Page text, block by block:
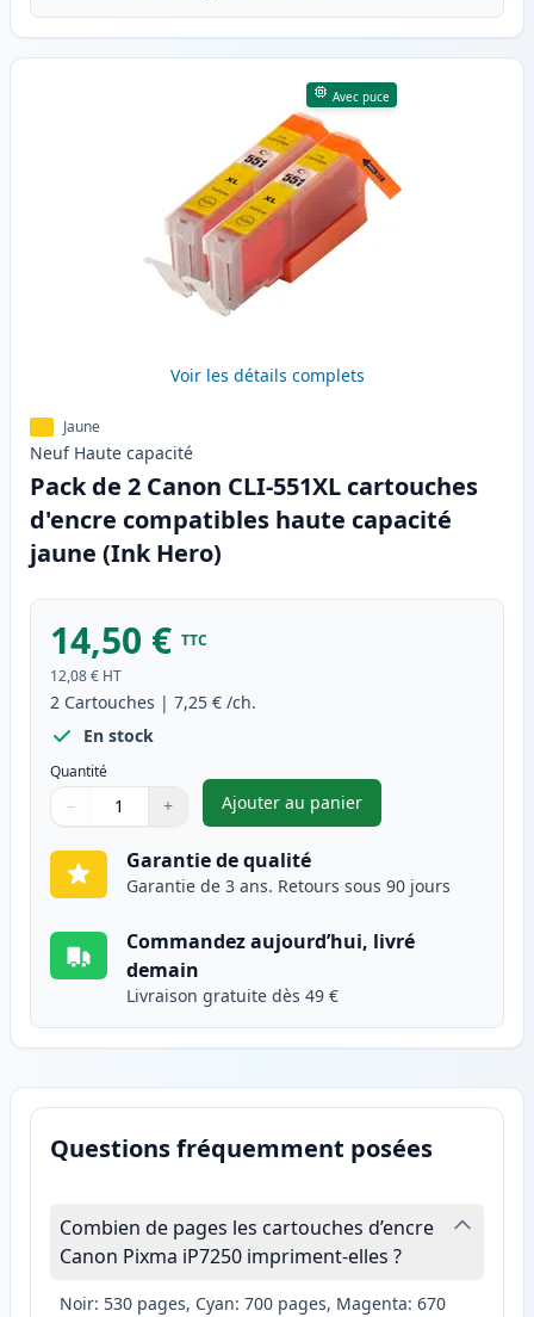
Avec puce
Voir les détails complets
Jaune
Neuf Haute capacité
Pack de 2 Canon CLI-551XL cartouches
d'encre compatibles haute capacité
jaune (Ink Hero)
14,50 € TTC
12,08 € HT
2 Cartouches | 7,25 € /ch.
En stock
Quantité
Quantité
Utilisez les boutons pour ajuster
− +
Quantité
Ajouter au panier
,Pack de 2 Canon CLI-551XL
Garantie de qualité
Garantie de 3 ans. Retours sous 90 jours
Commandez aujourd’hui, livré
demain
Livraison gratuite dès 49 €
Questions fréquemment posées
Combien de pages les cartouches d’encre
Canon Pixma iP7250 impriment-elles ?
Noir: 530 pages, Cyan: 700 pages, Magenta: 670